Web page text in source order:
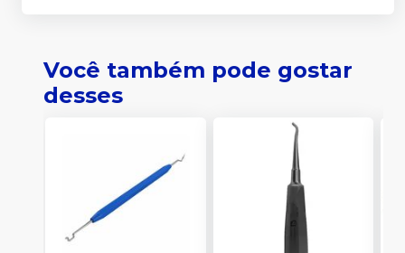
Você também pode gostar
desses